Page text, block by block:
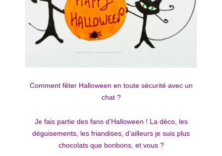
Comment fêter Halloween en toute sécurité avec un
chat ?
Je fais partie des fans d’Halloween ! La déco, les
déguisements, les friandises, d’ailleurs je suis plus
chocolats que bonbons, et vous ?